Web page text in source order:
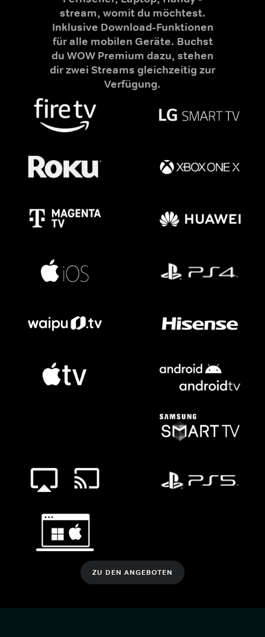
stream, womit du möchtest.
Inklusive Download-Funktionen
für alle mobilen Geräte. Buchst
du WOW Premium dazu, stehen
dir zwei Streams gleichzeitig zur
Verfügung.
ZU DEN ANGEBOTEN